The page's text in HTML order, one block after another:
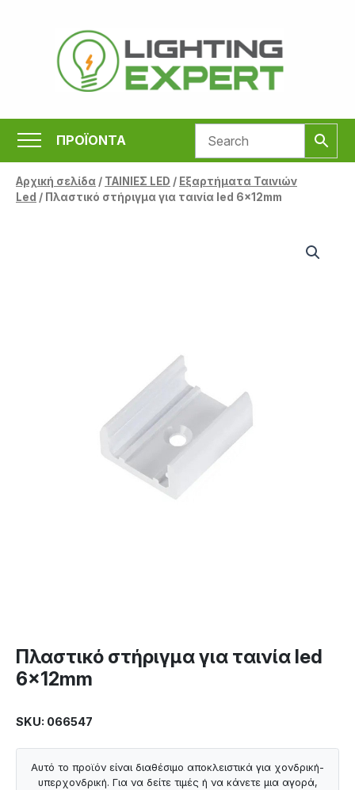
περιεχόμενο
ΠΡΟΪΟΝΤΑ
Αρχική σελίδα/ ΤΑΙΝΙΕΣ LED / Εξαρτήματα Ταινιών
Led / Πλαστικό στήριγμα για ταινία led 6x12mm
Πλαστικό στήριγμα για ταινία led
6x12mm
SKU: 066547
Αυτό το προϊόν είναι διαθέσιμο αποκλειστικά για χονδρική-
υπερχονδρική. Για να δείτε τιμές ή να κάνετε μια αγορά,